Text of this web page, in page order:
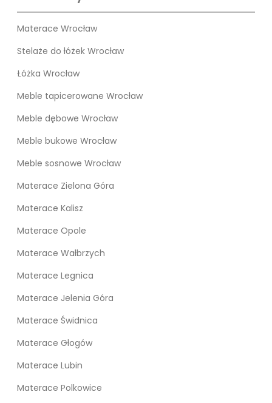
Materace Wrocław
Stelaże do łóżek Wrocław
Łóżka Wrocław
Meble tapicerowane Wrocław
Meble dębowe Wrocław
Meble bukowe Wrocław
Meble sosnowe Wrocław
Materace Zielona Góra
Materace Kalisz
Materace Opole
Materace Wałbrzych
Materace Legnica
Materace Jelenia Góra
Materace Świdnica
Materace Głogów
Materace Lubin
Materace Polkowice